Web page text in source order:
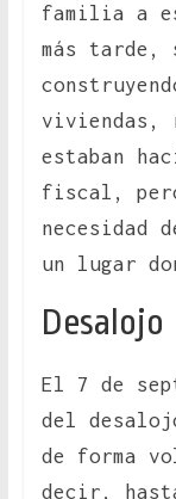
familia a
más tarde,
viviendas,
estaban
fiscal,
necesidad
un lugar
Desalojo
El 7 de
del
de forma
decir,